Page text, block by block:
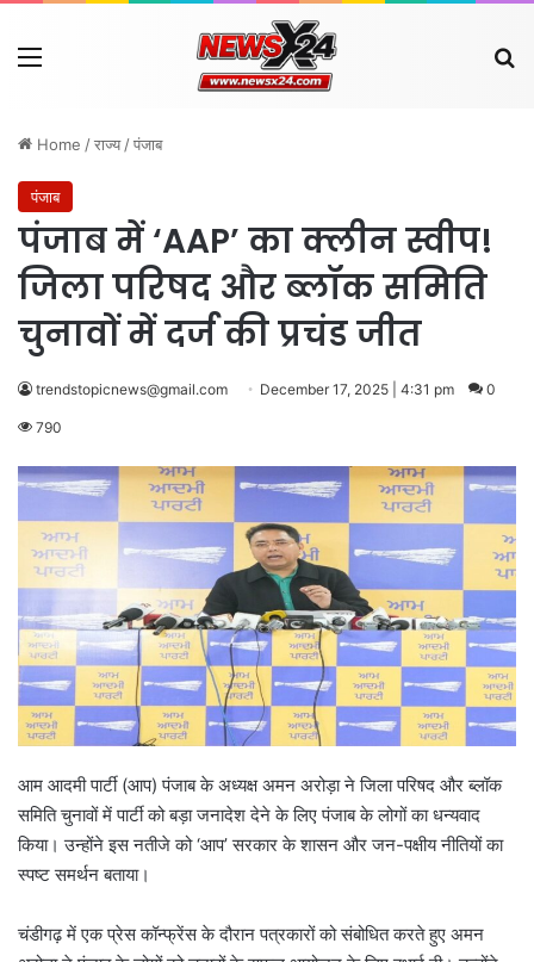
Menu
Home /राज्य /पंजाब
पंजाब
पंजाब में ‘AAP’ का क्लीन स्वीप!
जिला परिषद और ब्लॉक समिति
चुनावों में दर्ज की प्रचंड जीत
trendstopicnews@gmail.com December 17, 2025 | 4:31 pm 0
790
आम आदमी पार्टी (आप) पंजाब के अध्यक्ष अमन अरोड़ा ने जिला परिषद और ब्लॉक
समिति चुनावों में पार्टी को बड़ा जनादेश देने के लिए पंजाब के लोगों का धन्यवाद
किया। उन्होंने इस नतीजे को ‘आप’ सरकार के शासन और जन-पक्षीय नीतियों का
स्पष्ट समर्थन बताया।
चंडीगढ़ में एक प्रेस कॉन्फ्रेंस के दौरान पत्रकारों को संबोधित करते हुए अमन